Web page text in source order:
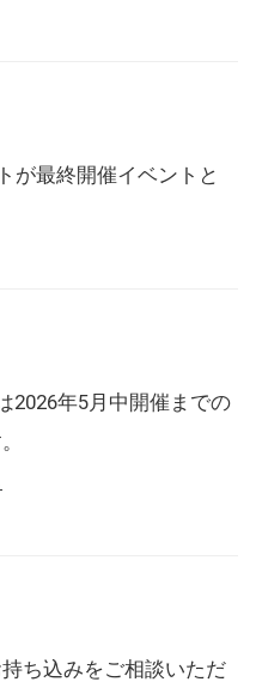
が最終開催イベントと
2026年5月中開催までの
ち込みをご相談いただ